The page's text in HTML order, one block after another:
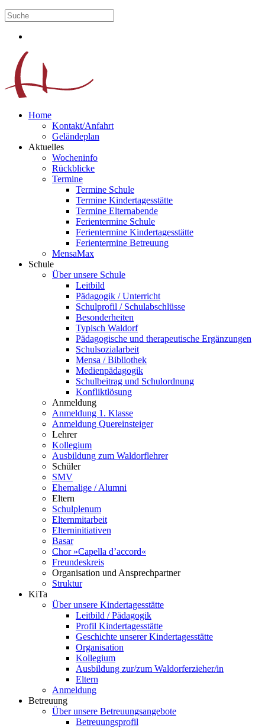
Home
Kontakt/Anfahrt
Geländeplan
Aktuelles
Wocheninfo
Rückblicke
Termine
Termine Schule
Termine Kindertagesstätte
Termine Elternabende
Ferientermine Schule
Ferientermine Kindertagesstätte
Ferientermine Betreuung
MensaMax
Schule
Über unsere Schule
Leitbild
Pädagogik / Unterricht
Schulprofil / Schulabschlüsse
Besonderheiten
Typisch Waldorf
Pädagogische und therapeutische Ergänzungen
Schulsozialarbeit
Mensa / Bibliothek
Medienpädagogik
Schulbeitrag und Schulordnung
Konfliktlösung
Anmeldung
Anmeldung 1. Klasse
Anmeldung Quereinsteiger
Lehrer
Kollegium
Ausbildung zum Waldorflehrer
Schüler
SMV
Ehemalige / Alumni
Eltern
Schulplenum
Elternmitarbeit
Elterninitiativen
Basar
Chor »Capella d’accord«
Freundeskreis
Organisation und Ansprechpartner
Struktur
KiTa
Über unsere Kindertagesstätte
Leitbild / Pädagogik
Profil Kindertagesstätte
Geschichte unserer Kindertagesstätte
Organisation
Kollegium
Ausbildung zur/zum Waldorferzieher/in
Eltern
Anmeldung
Betreuung
Über unsere Betreuungsangebote
Betreuungsprofil